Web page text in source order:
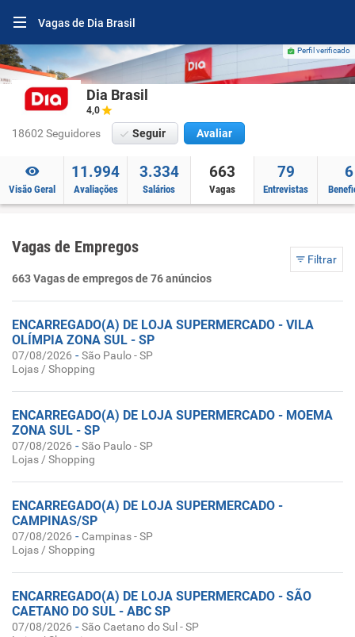
Vagas de Dia Brasil
Perfil verificado
Dia Brasil
4,0
18602 Seguidores Seguir Avaliar
Visão Geral
11.994
Avaliações
3.334
Salários
663
Vagas
79
Entrevistas
6
Vagas de Empregos
Filtrar
663 Vagas de empregos de 76 anúncios
ENCARREGADO(A) DE LOJA SUPERMERCADO - VILA
OLÍMPIA ZONA SUL - SP
07/08/2026 -São Paulo - SP
Lojas / Shopping
ENCARREGADO(A) DE LOJA SUPERMERCADO - MOEMA
ZONA SUL - SP
07/08/2026 -São Paulo - SP
Lojas / Shopping
ENCARREGADO(A) DE LOJA SUPERMERCADO -
CAMPINAS/SP
07/08/2026 - Campinas - SP
Lojas / Shopping
ENCARREGADO(A) DE LOJA SUPERMERCADO - SÃO
CAETANO DO SUL - ABC SP
07/08/2026 -São Caetano do Sul - SP